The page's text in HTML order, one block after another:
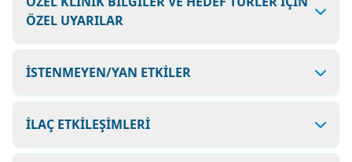
ÖZEL UYARILAR
İSTENMEYEN/YAN ETKİLER
İLAÇ ETKİLEŞİMLERİ